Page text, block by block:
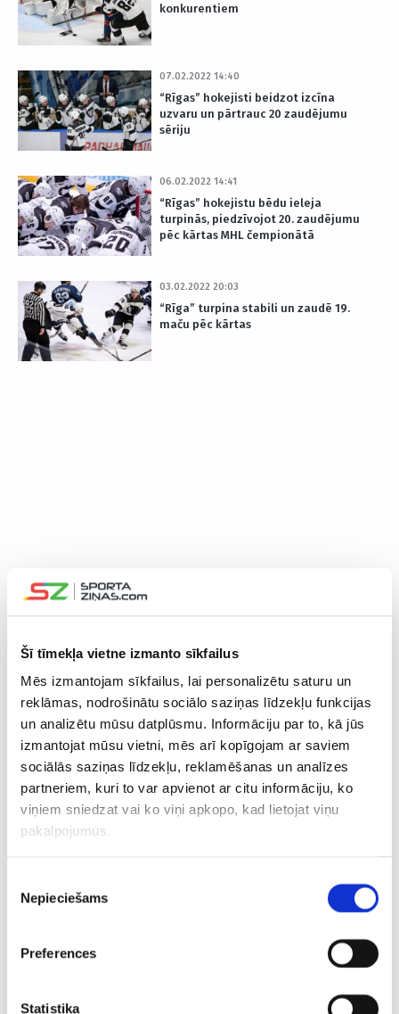
Šī tīmekļa vietne izmanto sīkfailus
Mēs izmantojam sīkfailus, lai personalizētu saturu un
reklāmas, nodrošinātu sociālo saziņas līdzekļu funkcijas
un analizētu mūsu datplūsmu. Informāciju par to, kā jūs
izmantojat mūsu vietni, mēs arī kopīgojam ar saviem
sociālās saziņas līdzekļu, reklamēšanas un analīzes
partneriem, kuri to var apvienot ar citu informāciju, ko
viņiem sniedzat vai ko viņi apkopo, kad lietojat viņu
pakalpojumus.
izvēle
Nepieciešams
Preferences
Statistika
konkurentiem
07.02.2022 14:40
“Rīgas” hokejisti beidzot izcīna
uzvaru un pārtrauc 20 zaudējumu
sēriju
06.02.2022 14:41
“Rīgas” hokejistu bēdu ieleja
turpinās, piedzīvojot 20. zaudējumu
pēc kārtas MHL čempionātā
03.02.2022 20:03
“Rīga” turpina stabili un zaudē 19.
maču pēc kārtas
02.02.2022 15:44
Rīdzinieku ciešanas turpinās ar 18.